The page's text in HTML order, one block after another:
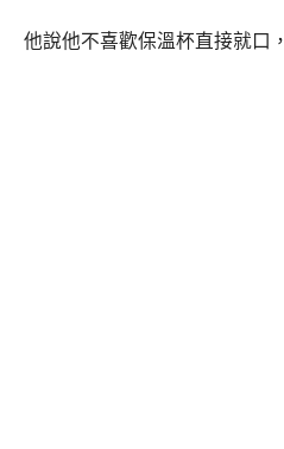
他說他不喜歡保溫杯直接就口，